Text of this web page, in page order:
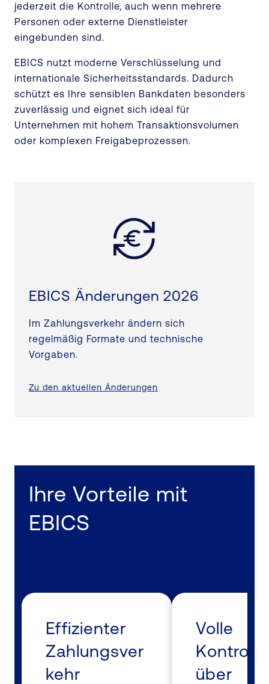
jederzeit die Kontrolle, auch wenn mehrere
Personen oder externe Dienstleister
eingebunden sind.
EBICS nutzt moderne Verschlüsselung und
internationale Sicherheitsstandards. Dadurch
schützt es Ihre sensiblen Bankdaten besonders
zuverlässig und eignet sich ideal für
Unternehmen mit hohem Transaktionsvolumen
oder komplexen Freigabeprozessen.
EBICS Änderungen 2026
Im Zahlungsverkehr ändern sich
regelmäßig Formate und technische
Vorgaben.
Zu den aktuellen Änderungen
Ihre Vorteile mit
EBICS
Effizienter
Zahlungsver
kehr
Volle
Kontrolle
über